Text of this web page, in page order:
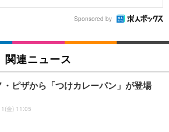
Sponsored by
関連ニュース
・ピザから「つけカレーパン」が登場
金) 11:05